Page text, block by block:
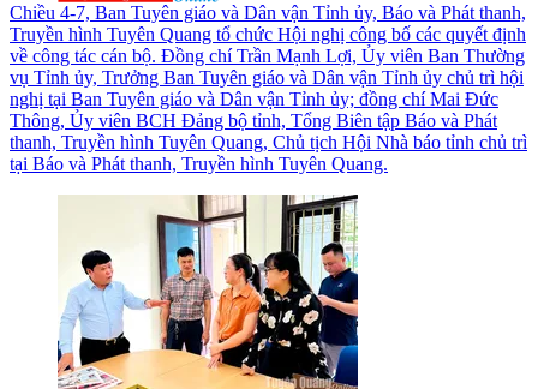
Chiều 4-7, Ban Tuyên giáo và Dân vận Tỉnh ủy, Báo và Phát thanh,
Truyền hình Tuyên Quang tổ chức Hội nghị công bố các quyết định
về công tác cán bộ. Đồng chí Trần Mạnh Lợi, Ủy viên Ban Thường
vụ Tỉnh ủy, Trưởng Ban Tuyên giáo và Dân vận Tỉnh ủy chủ trì hội
nghị tại Ban Tuyên giáo và Dân vận Tỉnh ủy; đồng chí Mai Đức
Thông, Ủy viên BCH Đảng bộ tỉnh, Tổng Biên tập Báo và Phát
thanh, Truyền hình Tuyên Quang, Chủ tịch Hội Nhà báo tỉnh chủ trì
tại Báo và Phát thanh, Truyền hình Tuyên Quang.